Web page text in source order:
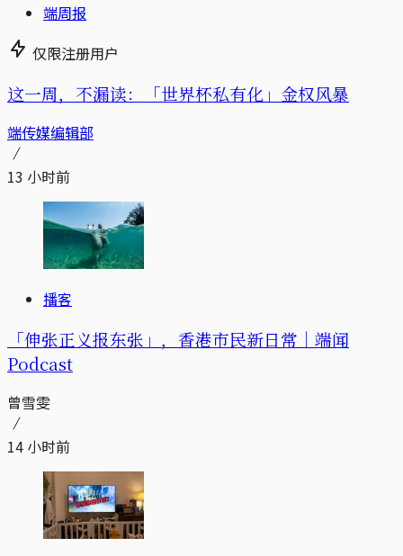
端周报
仅限注册用户
这一周，不漏读：「世界杯私有化」金权风暴
端传媒编辑部
13 小时前
播客
「伸张正义报东张」，香港市民新日常｜端闻
Podcast
曾雪雯
14 小时前